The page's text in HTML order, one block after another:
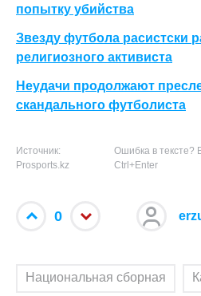
попытку убийства
Звезду футбола расистски
религиозного активиста
Неудачи продолжают
скандального футболиста
Источник:
Prosports.kz
Ошибка в тексте?
Ctrl+Enter
0
Национальная сборная